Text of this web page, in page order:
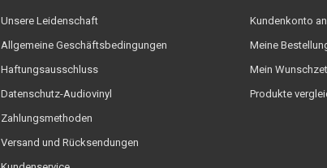
Unsere Leidenschaft
Allgemeine Geschäftsbedingungen
Haftungsausschluss
Datenschutz-Audiovinyl
Zahlungsmethoden
Versand und Rücksendungen
Kundenkonto
Meine
Mein
Produkte